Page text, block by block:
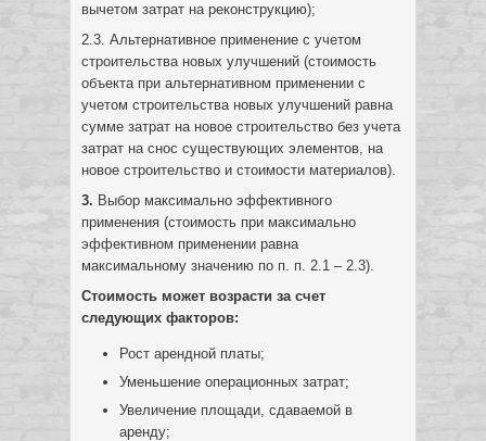
вычетом затрат на реконструкцию);
2.3. Альтернативное применение с учетом
строительства новых улучшений (стоимость
объекта при альтернативном применении с
учетом строительства новых улучшений равна
сумме затрат на новое строительство без учета
затрат на снос существующих элементов, на
новое строительство и стоимости материалов).
3. Выбор максимально эффективного
применения (стоимость при максимально
эффективном применении равна
максимальному значению по п. п. 2.1 – 2.3).
Стоимость может возрасти за счет
следующих факторов:
Рост арендной платы;
Уменьшение операционных затрат;
Увеличение площади, сдаваемой в
аренду;